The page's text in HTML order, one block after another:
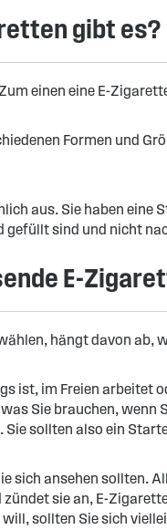
gibt es?
einen eine E-
Formen und
aus. Sie haben
gefüllt sind und nicht
E-
hängt davon ab,
ist, im Freien
Sie brauchen,
sollten also ein
sich ansehen sollten.
sie an, E-
sollten Sie sich